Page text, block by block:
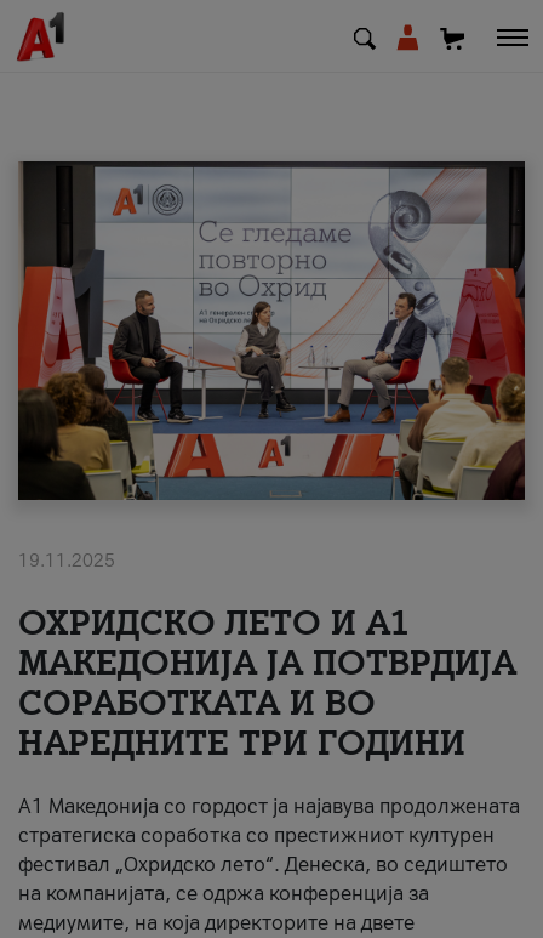
МК SQ
Приватни Деловни
Поддршка
Надополни кредит
#ПодобарОнлајн
19.11.2025
ОХРИДСКО ЛЕТО И A1
МАКЕДОНИЈА ЈА ПОТВРДИЈА
СОРАБОТКАТА И ВО
НАРЕДНИТЕ ТРИ ГОДИНИ
A1 Македонија со гордост ја најавува продолжената
стратегиска соработка со престижниот културен
фестивал „Охридско лето“. Денеска, во седиштето
на компанијата, се одржа конференција за
медиумите, на која директорите на двете